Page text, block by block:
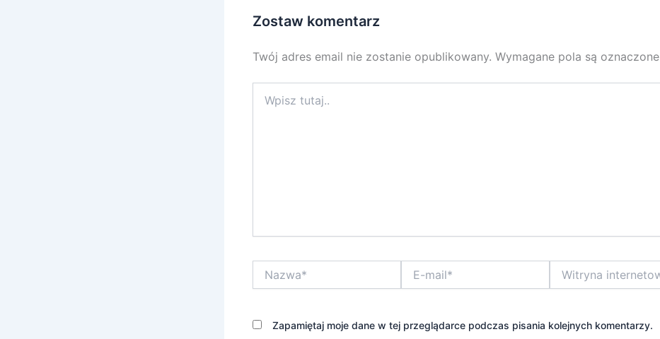
Zostaw komentarz
Twój adres email nie zostanie opublikowany. Wymagane pola są oznaczone
tutaj..
mail*
internetowa
Zapamiętaj moje dane w tej przeglądarce podczas pisania kolejnych komentarzy.